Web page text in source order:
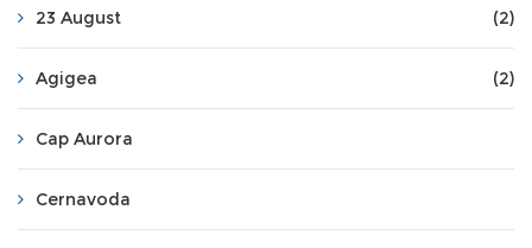
23 August (2)
Agigea (2)
Cap Aurora
Cernavoda